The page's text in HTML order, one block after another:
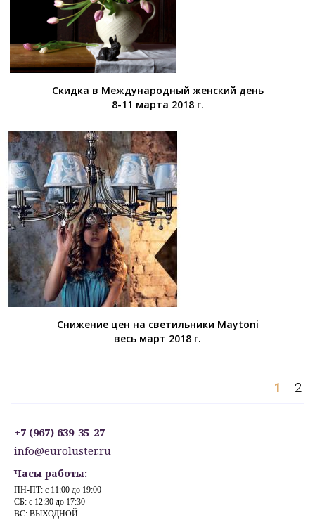
Скидка в Международный женский день
8-11 марта 2018 г.
Снижение цен на светильники Maytoni
весь март 2018 г.
1 2
+7 (967) 639-35-27
info@euroluster.ru
Часы работы:
ПН-ПТ: с 11:00 до 19:00
СБ: с 12:30 до 17:30
ВС: ВЫХОДНОЙ